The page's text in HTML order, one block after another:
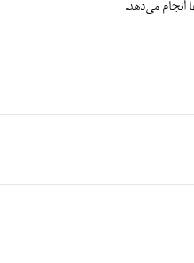
انجام می‌دهد.